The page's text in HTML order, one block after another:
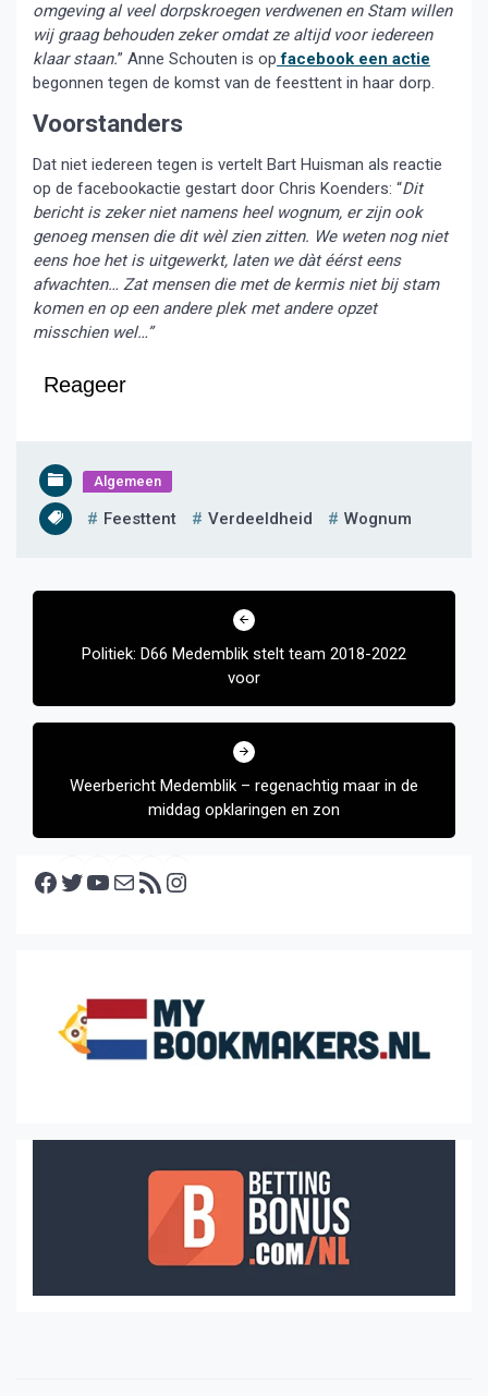
omgeving al veel dorpskroegen verdwenen en Stam willen
wij graag behouden zeker omdat ze altijd voor iedereen
klaar staan.” Anne Schouten is op facebook een actie
begonnen tegen de komst van de feesttent in haar dorp.
Voorstanders
Dat niet iedereen tegen is vertelt Bart Huisman als reactie
op de facebookactie gestart door Chris Koenders: “Dit
bericht is zeker niet namens heel wognum, er zijn ook
genoeg mensen die dit wèl zien zitten. We weten nog niet
eens hoe het is uitgewerkt, laten we dàt éérst eens
afwachten… Zat mensen die met de kermis niet bij stam
komen en op een andere plek met andere opzet
misschien wel…”
Reageer
Algemeen
Feesttent Verdeeldheid Wognum
Bericht
Politiek: D66 Medemblik stelt team 2018-2022
voor
Weerbericht Medemblik – regenachtig maar in de
middag opklaringen en zon
Facebook Twitter YouTube E-mail RSS feed